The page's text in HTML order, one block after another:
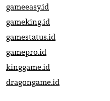
gameeasy.id
gameking.id
gamestatus.id
gamepro.id
kinggame.id
dragongame.id